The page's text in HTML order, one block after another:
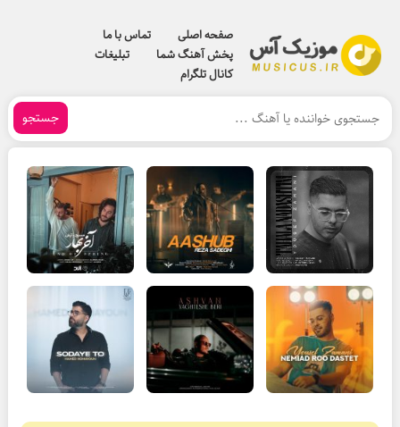
صفحه اصلی
تماس با ما
پخش آهنگ شما
تبلیغات
کانال تلگرام
جستجو